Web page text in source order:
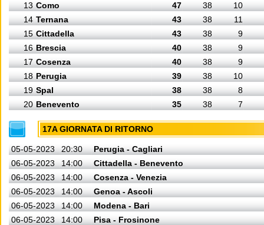
13 Como 47 38
10
14 Ternana 43 38
11
15 Cittadella 43 38
9
16 Brescia 40 38
9
17 Cosenza 40 38
9
18 Perugia 39 38
10
19 Spal 38 38
8
20 Benevento 35 38 7
17A GIORNATA DI RITORNO
05-05-2023 20:30
Perugia - Cagliari
06-05-2023
14:00
Cittadella - Benevento
06-05-2023
14:00
Cosenza - Venezia
06-05-2023
14:00
Genoa - Ascoli
06-05-2023
14:00
Modena - Bari
06-05-2023
14:00
Pisa - Frosinone